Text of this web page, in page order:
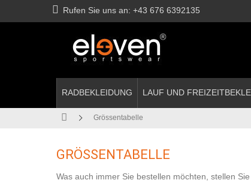
Rufen Sie uns an: +43 676 6392135
RADBEKLEIDUNG LAUF UND
Grössentabelle
GRÖSSENTABELLE
Was auch immer Sie bestellen möchten, stellen